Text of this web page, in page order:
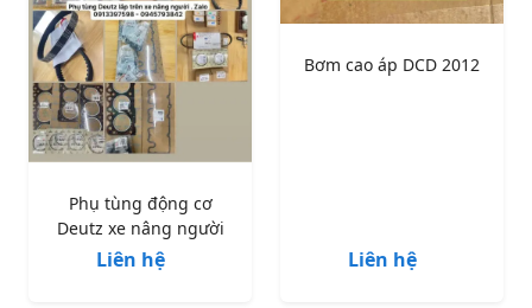
Phụ tùng động cơ
Deutz xe nâng người
Liên hệ
Bơm cao áp DCD 2012
Liên hệ